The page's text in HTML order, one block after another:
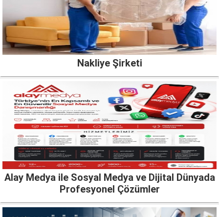
Nakliye Şirketi
Alay Medya ile Sosyal Medya ve Dijital Dünyada
Profesyonel Çözümler